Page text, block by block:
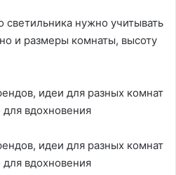
нужно учитывать
и размеры комнаты, высоту